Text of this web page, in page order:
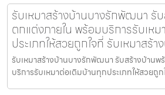
รับเหมาสร้างบ้านบางรักพัฒนา รั
ตกแต่งภายใน พร้อมบริการรับเห
ประเภทให้สวยถูกใจที่ รับเหมาสร้
รับเหมาสร้างบ้านบางรักพัฒนา รับสร้างบ้าน
บริการรับเหมาต่อเติมบ้านทุกประเภทให้สวยถูก